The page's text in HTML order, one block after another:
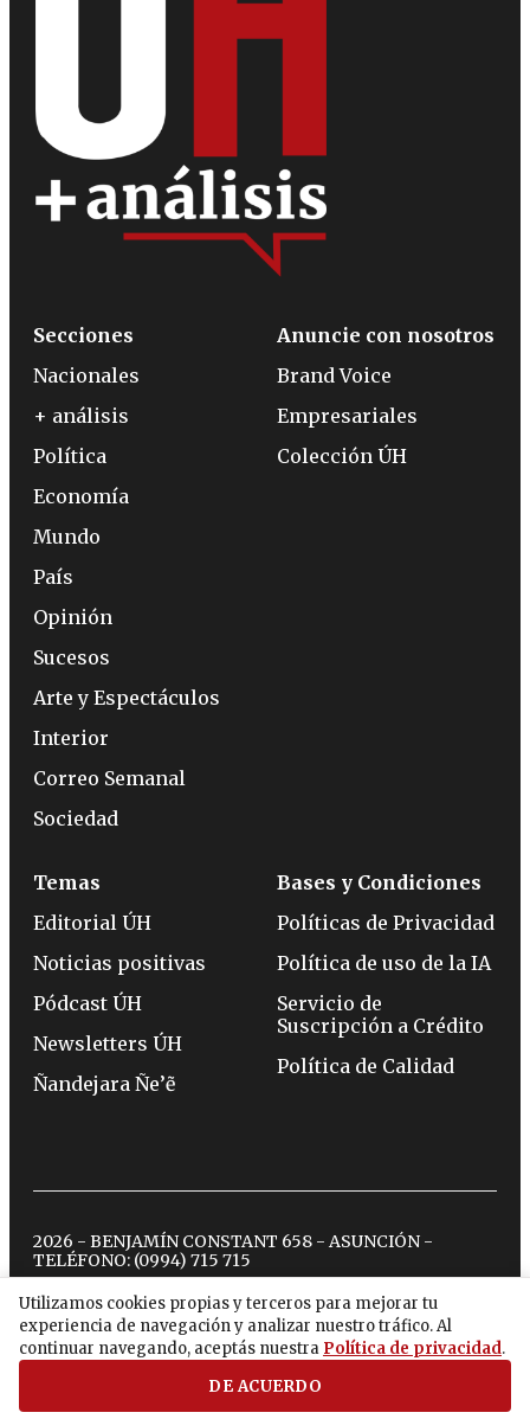
Utilizamos cookies propias y terceros para mejorar tu
experiencia de navegación y analizar nuestro tráfico. Al
continuar navegando, aceptás nuestra Política de privacidad.
DE ACUERDO
Secciones
Nacionales
+ análisis
Política
Economía
Mundo
País
Opinión
Sucesos
Arte y Espectáculos
Interior
Correo Semanal
Sociedad
Anuncie con nosotros
Brand Voice
Empresariales
Colección ÚH
Temas
Editorial ÚH
Noticias positivas
Pódcast ÚH
Newsletters ÚH
Ñandejara Ñe’ẽ
Bases y Condiciones
Políticas de Privacidad
Política de uso de la IA
Servicio de
Suscripción a Crédito
Política de Calidad
2026 - BENJAMÍN CONSTANT 658 - ASUNCIÓN -
TELÉFONO: (0994) 715 715
twitterinstagram
facebook
tiktokyoutubespotify